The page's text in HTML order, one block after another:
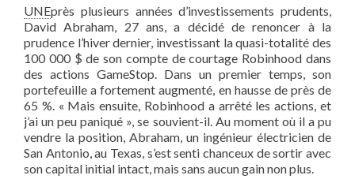
UNEprès plusieurs années d’investissements prudents,
David Abraham, 27 ans, a décidé de renoncer à la
prudence l’hiver dernier, investissant la quasi-totalité des
100 000 $ de son compte de courtage Robinhood dans
des actions GameStop. Dans un premier temps, son
portefeuille a fortement augmenté, en hausse de près de
65 %. « Mais ensuite, Robinhood a arrêté les actions, et
j’ai un peu paniqué », se souvient-il. Au moment où il a pu
vendre la position, Abraham, un ingénieur électricien de
San Antonio, au Texas, s’est senti chanceux de sortir avec
son capital initial intact, mais sans aucun gain non plus.